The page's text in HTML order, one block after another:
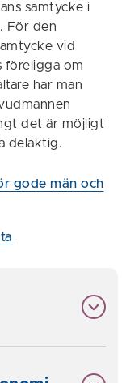
samtycke i
För den
vid
föreligga om
har man
det är möjligt
delaktig.
gode män och